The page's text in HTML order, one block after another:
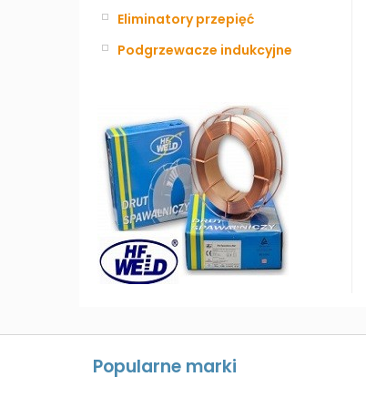
Eliminatory przepięć
Podgrzewacze indukcyjne
Popularne marki